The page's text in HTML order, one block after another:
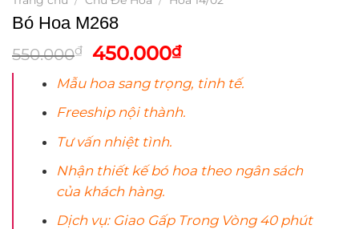
Bó Hoa M268
550.000₫
Giá
gốc
là:
550.000₫.
450.000₫Giá
hiện
tại
là:
Mẫu hoa sang trọng, tinh tế.
Freeship nội thành.
Tư vấn nhiệt tình.
Nhận thiết kế bó hoa theo ngân sách
của khách hàng.
Dịch vụ: Giao Gấp Trong Vòng 40 phút